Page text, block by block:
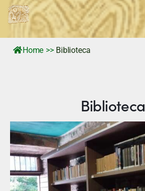
Tradizioni e Personaggi
Territorio
Memorie Visive
Home >> Biblioteca
Biblioteca